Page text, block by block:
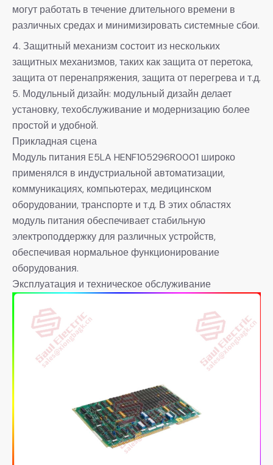
могут работать в течение длительного времени в
различных средах и минимизировать системные сбои.
4. Защитный механизм состоит из нескольких
защитных механизмов, таких как защита от перетока,
защита от перенапряжения, защита от перегрева и т.д.
5. Модульный дизайн: модульный дизайн делает
установку, техобслуживание и модернизацию более
простой и удобной.
Прикладная сцена
Модуль питания E5LA HENF105296R0001 широко
применялся в индустриальной автоматизации,
коммуникациях, компьютерах, медицинском
оборудовании, транспорте и т.д. В этих областях
модуль питания обеспечивает стабильную
электроподдержку для различных устройств,
обеспечивая нормальное функционирование
оборудования.
Эксплуатация и техническое обслуживание